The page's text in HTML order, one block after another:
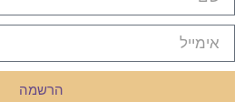
הרשמה